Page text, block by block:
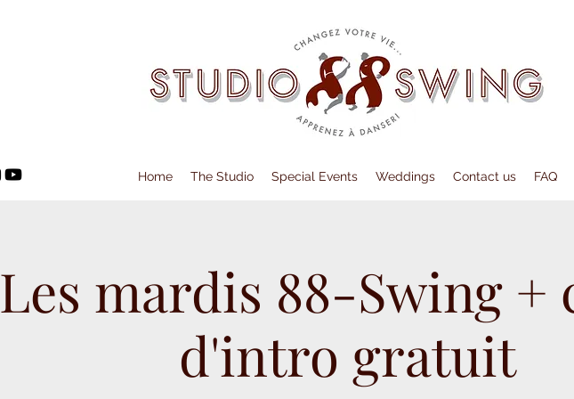
Home The Studio Special Events Weddings Contact us FAQ
Les mardis 88-Swing +
d'intro gratuit